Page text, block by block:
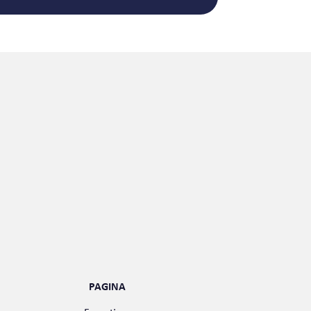
PAGINA